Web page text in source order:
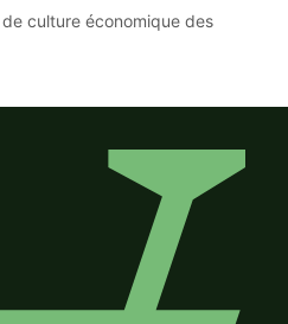
culture économique des